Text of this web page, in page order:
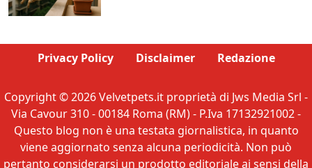
Privacy Policy Disclaimer Redazione
Copyright © 2026 Velvetpets.it proprietà di Jws Media Srl -
Via Cavour 310 - 00184 Roma (RM) - P.Iva 17132921002 -
Questo blog non è una testata giornalistica, in quanto
viene aggiornato senza alcuna periodicità. Non può
pertanto considerarsi un prodotto editoriale ai sensi della